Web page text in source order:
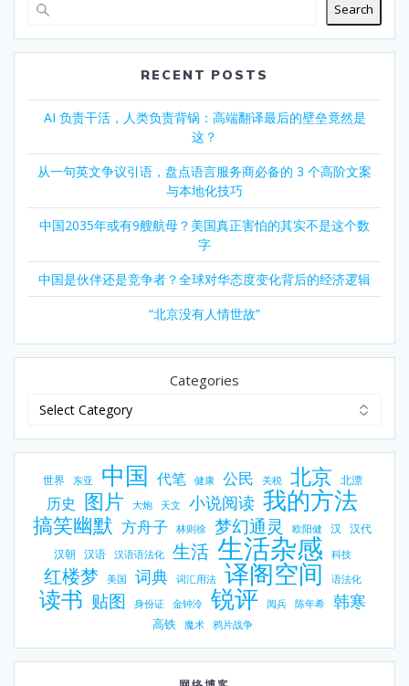
Search
RECENT POSTS
AI 负责干活，人类负责背锅：高端翻译最后的壁垒竟然是
这？
从一句英文争议引语，盘点语言服务商必备的 3 个高阶文案
与本地化技巧
中国2035年或有9艘航母？美国真正害怕的其实不是这个数
字
中国是伙伴还是竞争者？全球对华态度变化背后的经济逻辑
“北京没有人情世故”
Categories
世界 东亚 中国 代笔 健康 公民 关税 北京 北漂
历史 图片 大炮 天文 小说阅读 我的方法
搞笑幽默 方舟子 林则徐 梦幻通灵 欧阳健 汉 汉代
汉朝 汉语 汉语语法化 生活 生活杂感 科技
红楼梦 美国 词典 词汇用法 译阁空间 语法化
读书 贴图 身份证 金钟泠 锐评 阅兵 陈年希 韩寒
高铁 魔术 鸦片战争